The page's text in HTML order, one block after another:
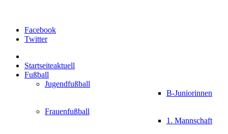
Facebook
Twitter
Startseiteaktuell
Fußball
Jugendfußball
B-Juniorinnen
Frauenfußball
1. Mannschaft